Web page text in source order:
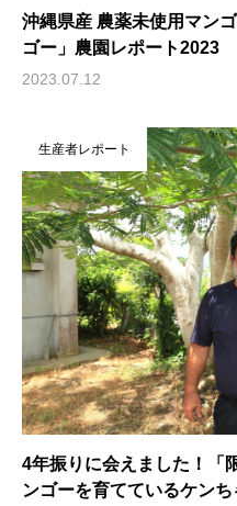
沖縄県産 農薬未使用マン
ゴー」農園レポート2023
2023.07.12
4年振りに会えました！「
ンゴーを育てているケン
生産者レポート